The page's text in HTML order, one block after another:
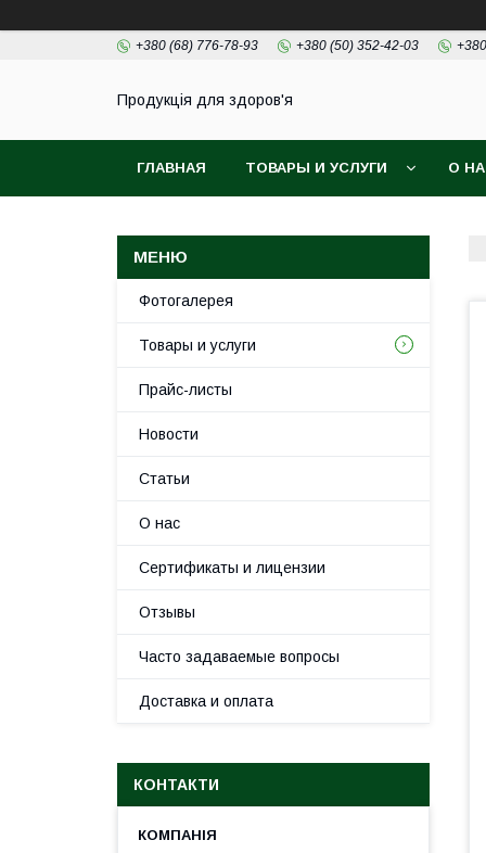
+380 (68) 776-78-93 +380 (50) 352-42-03
Продукція для здоров'я
ГЛАВНАЯ ТОВАРЫ И УСЛУГИ О
Фотогалерея
Товары и услуги
Прайс-листы
Новости
Статьи
О нас
Сертификаты и лицензии
Отзывы
Часто задаваемые вопросы
Доставка и оплата
КОНТАКТИ